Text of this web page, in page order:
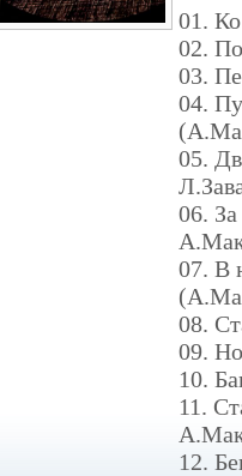
01.
02.
03.
04.
05.
06.
07. В
08.
09.
10.
11.
12.